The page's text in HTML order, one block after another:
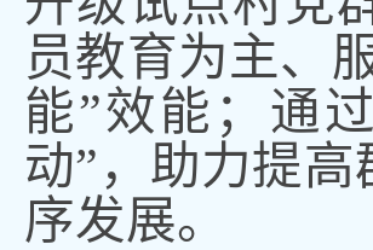
员教育为主、
能”效能；通
动”，助力提
序发展。